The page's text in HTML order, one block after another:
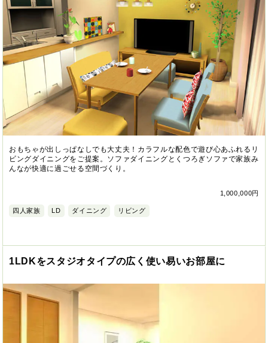
おもちゃが出しっぱなしでも大丈夫！カラフルな配色で遊び心あふれるリ
ビングダイニングをご提案。ソファダイニングとくつろぎソファで家族み
んなが快適に過ごせる空間づくり。
1,000,000円
四人家族 LD ダイニング リビング
1LDKをスタジオタイプの広く使い易いお部屋に